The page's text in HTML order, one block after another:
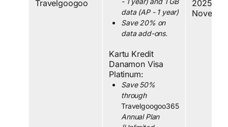
Travelgoogoo
data (AP - 1 year)
Save 20% on
data add-ons.
Kartu Kredit
Danamon Visa
Platinum:
Save 50%
through
Travelgoogoo365
Annual Plan
2025